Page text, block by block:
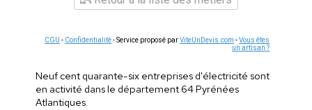
CGU - Confidentialité- Service proposé parViteUnDevis.com -Vous êtes
un artisan ?
Neuf cent quarante-six entreprises d'électricité sont
en activité dans le département 64 Pyrénées
Atlantiques.